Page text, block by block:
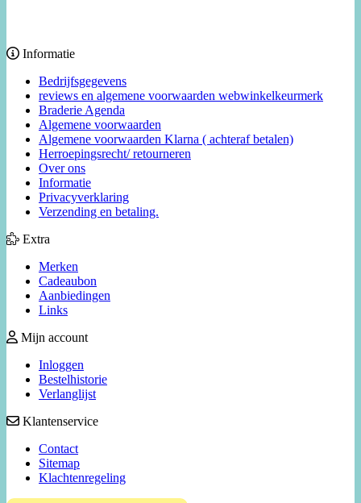
Informatie
Bedrijfsgegevens
reviews en algemene voorwaarden webwinkelkeurmerk
Braderie Agenda
Algemene voorwaarden
Algemene voorwaarden Klarna ( achteraf betalen)
Herroepingsrecht/ retourneren
Over ons
Informatie
Privacyverklaring
Verzending en betaling.
Extra
Merken
Cadeaubon
Aanbiedingen
Links
Mijn account
Inloggen
Bestelhistorie
Verlanglijst
Klantenservice
Contact
Sitemap
Klachtenregeling